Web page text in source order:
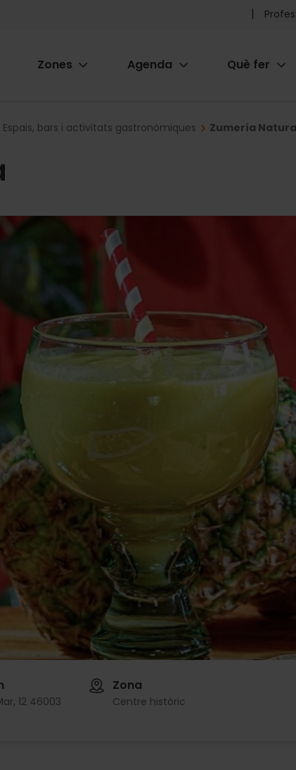
Pre
Zones Agenda Què fer
Espais, bars i activitats gastronòmiques Zumería
12 46003
Zona
Centre històric